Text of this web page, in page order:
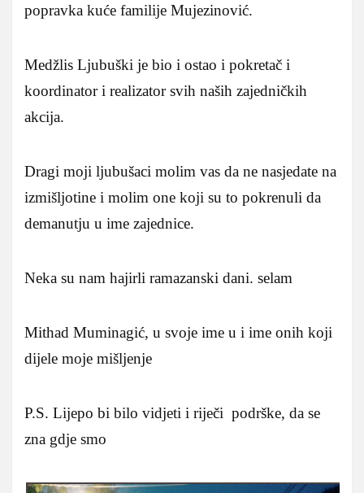
popravka kuće familije Mujezinović.
Medžlis Ljubuški je bio i ostao i pokretač i
koordinator i realizator svih naših zajedničkih
akcija.
Dragi moji ljubušaci molim vas da ne nasjedate na
izmišljotine i molim one koji su to pokrenuli da
demanutju u ime zajednice.
Neka su nam hajirli ramazanski dani. selam
Mithad Muminagić, u svoje ime u i ime onih koji
dijele moje mišljenje
P.S. Lijepo bi bilo vidjeti i riječi podrške, da se
zna gdje smo